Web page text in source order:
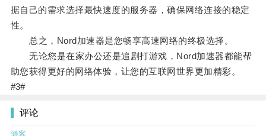
据自己的需求选择最快速度的服务器，确保网络连接的稳定
性。
总之，Nord加速器是您畅享高速网络的终极选择。
无论您是在家办公还是追剧打游戏，Nord加速器都能帮
助您获得更好的网络体验，让您的互联网世界更加精彩。
#3#
评论
游客